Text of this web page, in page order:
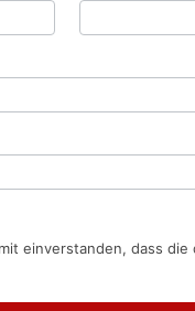
einverstanden, dass